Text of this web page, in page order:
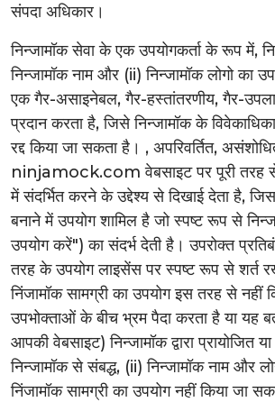
संपदा अधिकार।
निन्जामॉक सेवा के एक उपयोगकर्ता के रूप में,
निन्जामॉक नाम और (ii) निन्जामॉक लोगो का
एक गैर-असाइनेबल, गैर-हस्तांतरणीय, गैर-
प्रदान करता है, जिसे निन्जामॉक के
रद्द किया जा सकता है। , अपरिवर्तित,
ninjamock.com वेबसाइट पर पूरी तरह से
में संदर्भित करने के उद्देश्य से दिखाई देता है,
बनाने में उपयोग शामिल है जो स्पष्ट रूप से
उपयोग करें") का संदर्भ देती है। उपरोक्त
तरह के उपयोग लाइसेंस पर स्पष्ट रूप से शर्त
निंजामॉक सामग्री का उपयोग इस तरह से नहीं
उपभोक्ताओं के बीच भ्रम पैदा करता है या यह
आपकी वेबसाइट) निन्जामॉक द्वारा प्रायोजित
निन्जामॉक से संबद्ध, (ii) निन्जामॉक नाम और
निंजामॉक सामग्री का उपयोग नहीं किया जा